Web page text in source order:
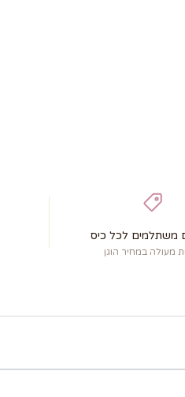
משתלמים לכל כיס
מעולה במחיר הוגן